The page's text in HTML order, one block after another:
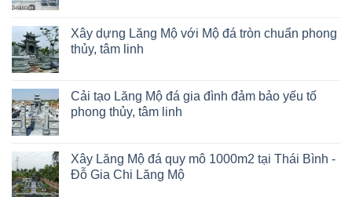
Xây dựng Lăng Mộ với Mộ đá tròn chuẩn phong
thủy, tâm linh
Cải tạo Lăng Mộ đá gia đình đảm bảo yếu tố
phong thủy, tâm linh
Xây Lăng Mộ đá quy mô 1000m2 tại Thái Bình -
Đỗ Gia Chi Lăng Mộ